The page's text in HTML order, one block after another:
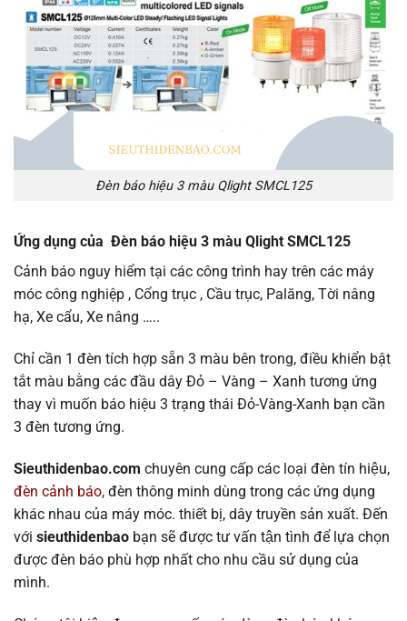
Đèn báo hiệu 3 màu Qlight SMCL125
Ứng dụng của Đèn báo hiệu 3 màu Qlight SMCL125
Cảnh báo nguy hiểm tại các công trình hay trên các máy
móc công nghiệp , Cổng trục , Cầu trục, Palăng, Tời nâng
hạ, Xe cẩu, Xe nâng …..
Chỉ cần 1 đèn tích hợp sẵn 3 màu bên trong, điều khiển bật
tắt màu bằng các đầu dây Đỏ – Vàng – Xanh tương ứng
thay vì muốn báo hiệu 3 trạng thái Đỏ-Vàng-Xanh bạn cần
3 đèn tương ứng.
Sieuthidenbao.com chuyên cung cấp các loại đèn tín hiệu,
đèn cảnh báo, đèn thông minh dùng trong các ứng dụng
khác nhau của máy móc. thiết bị, dây truyền sản xuất. Đến
với sieuthidenbao bạn sẽ được tư vấn tận tình để lựa chọn
được đèn báo phù hợp nhất cho nhu cầu sử dụng của
mình.